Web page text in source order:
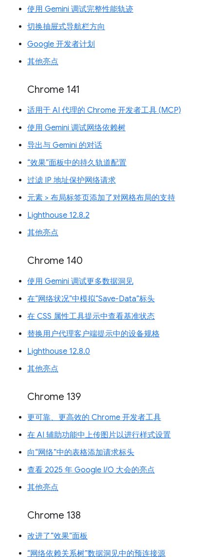
使用 Gemini 调试完整性能轨迹
切换抽屉式导航栏方向
Google 开发者计划
其他亮点
Chrome 141
适用于 AI 代理的 Chrome 开发者工具 (MCP)
使用 Gemini 调试网络依赖树
导出与 Gemini 的对话
“效果”面板中的持久轨道配置
过滤 IP 地址保护网络请求
元素 > 布局标签页添加了对网格布局的支持
Lighthouse 12.8.2
其他亮点
Chrome 140
使用 Gemini 调试更多数据洞见
在“网络状况”中模拟“Save-Data”标头
在 CSS 属性工具提示中查看基准状态
替换用户代理客户端提示中的设备规格
Lighthouse 12.8.0
其他亮点
Chrome 139
更可靠、更高效的 Chrome 开发者工具
在 AI 辅助功能中上传图片以进行样式设置
向“网络”中的表格添加请求标头
查看 2025 年 Google I/O 大会的亮点
其他亮点
Chrome 138
改进了“效果”面板
“网络依赖关系树”数据洞见中的预连接源